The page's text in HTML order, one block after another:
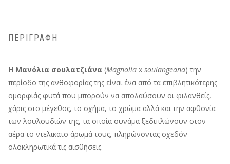
ΠΕΡΙΓΡΑΦΉ
Η Μανόλια σουλατζιάνα (Magnolia x soulangeana) την
περίοδο της ανθοφορίας της είναι ένα από τα επιβλητικότερης
ομορφιάς φυτά που μπορούν να απολαύσουν οι φιλανθείς,
χάρις στο μέγεθος, το σχήμα, το χρώμα αλλά και την αφθονία
των λουλουδιών της, τα οποία συνάμα ξεδιπλώνουν στον
αέρα το ντελικάτο άρωμά τους, πληρώνοντας σχεδόν
ολοκληρωτικά τις αισθήσεις.